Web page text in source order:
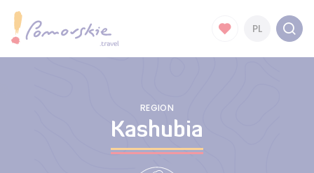
PL
REGION
Kashubia